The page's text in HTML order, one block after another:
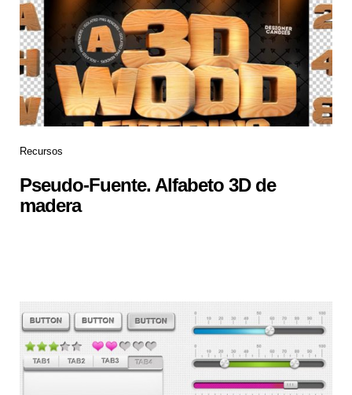
Recursos
Pseudo-Fuente. Alfabeto 3D de
madera